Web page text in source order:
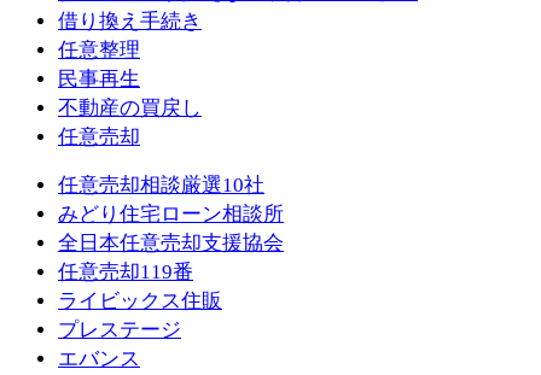
借り換え手続き
任意整理
民事再生
不動産の買戻し
任意売却
任意売却相談厳選10社
みどり住宅ローン相談所
全日本任意売却支援協会
任意売却119番
ライビックス住販
プレステージ
エバンス